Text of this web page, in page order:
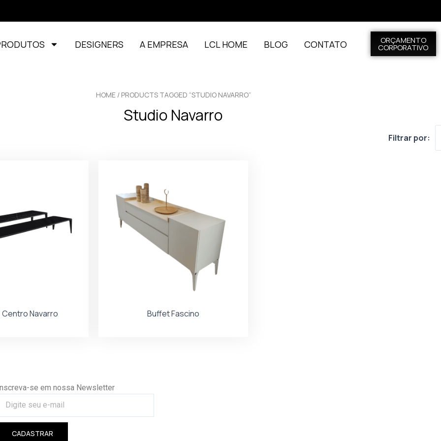
DESIGNERS A EMPRESA LCL HOME BLOG CONTATO ORÇAMENTO
CORPORATIVO
HOME/ PRODUCTS TAGGED “STUDIO NAVARRO”
Studio Navarro
Filtrar por:
Centro Navarro Buffet Fascino
se em nossa Newsletter
CADASTRAR